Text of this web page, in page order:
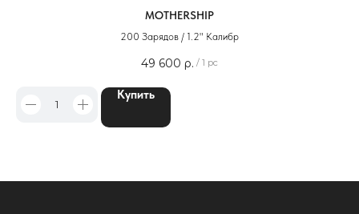
MOTHERSHIP
200 Зарядов / 1.2" Калибр
49 600 р. / 1 pc
Купить